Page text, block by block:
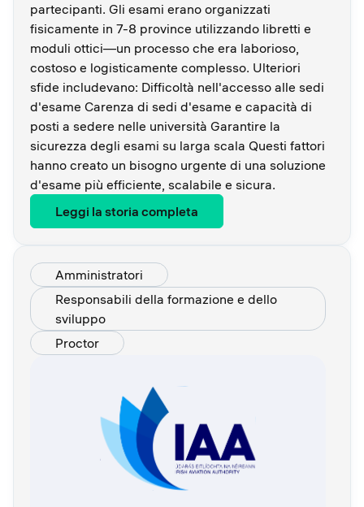
partecipanti. Gli esami erano organizzati
fisicamente in 7-8 province utilizzando libretti e
moduli ottici—un processo che era laborioso,
costoso e logisticamente complesso. Ulteriori
sfide includevano: Difficoltà nell'accesso alle sedi
d'esame Carenza di sedi d'esame e capacità di
posti a sedere nelle università Garantire la
sicurezza degli esami su larga scala Questi fattori
hanno creato un bisogno urgente di una soluzione
d'esame più efficiente, scalabile e sicura.
Leggi la storia completa
Amministratori
Responsabili della formazione e dello
sviluppo
Proctor